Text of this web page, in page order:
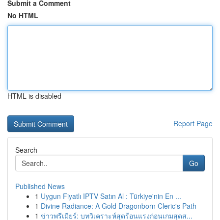
Submit a Comment
No HTML
HTML is disabled
Report Page
Search
Go
Published News
1 Uygun Fiyatlı IPTV Satın Al : Türkiye'nin En ...
1 Divine Radiance: A Gold Dragonborn Cleric's Path
1 ข่าวพรีเมียร์: บทวิเคราะห์สุดร้อนแรงก่อนเกมสุดส...